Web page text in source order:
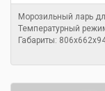
Морозильный ларь
Температурный
Габариты: